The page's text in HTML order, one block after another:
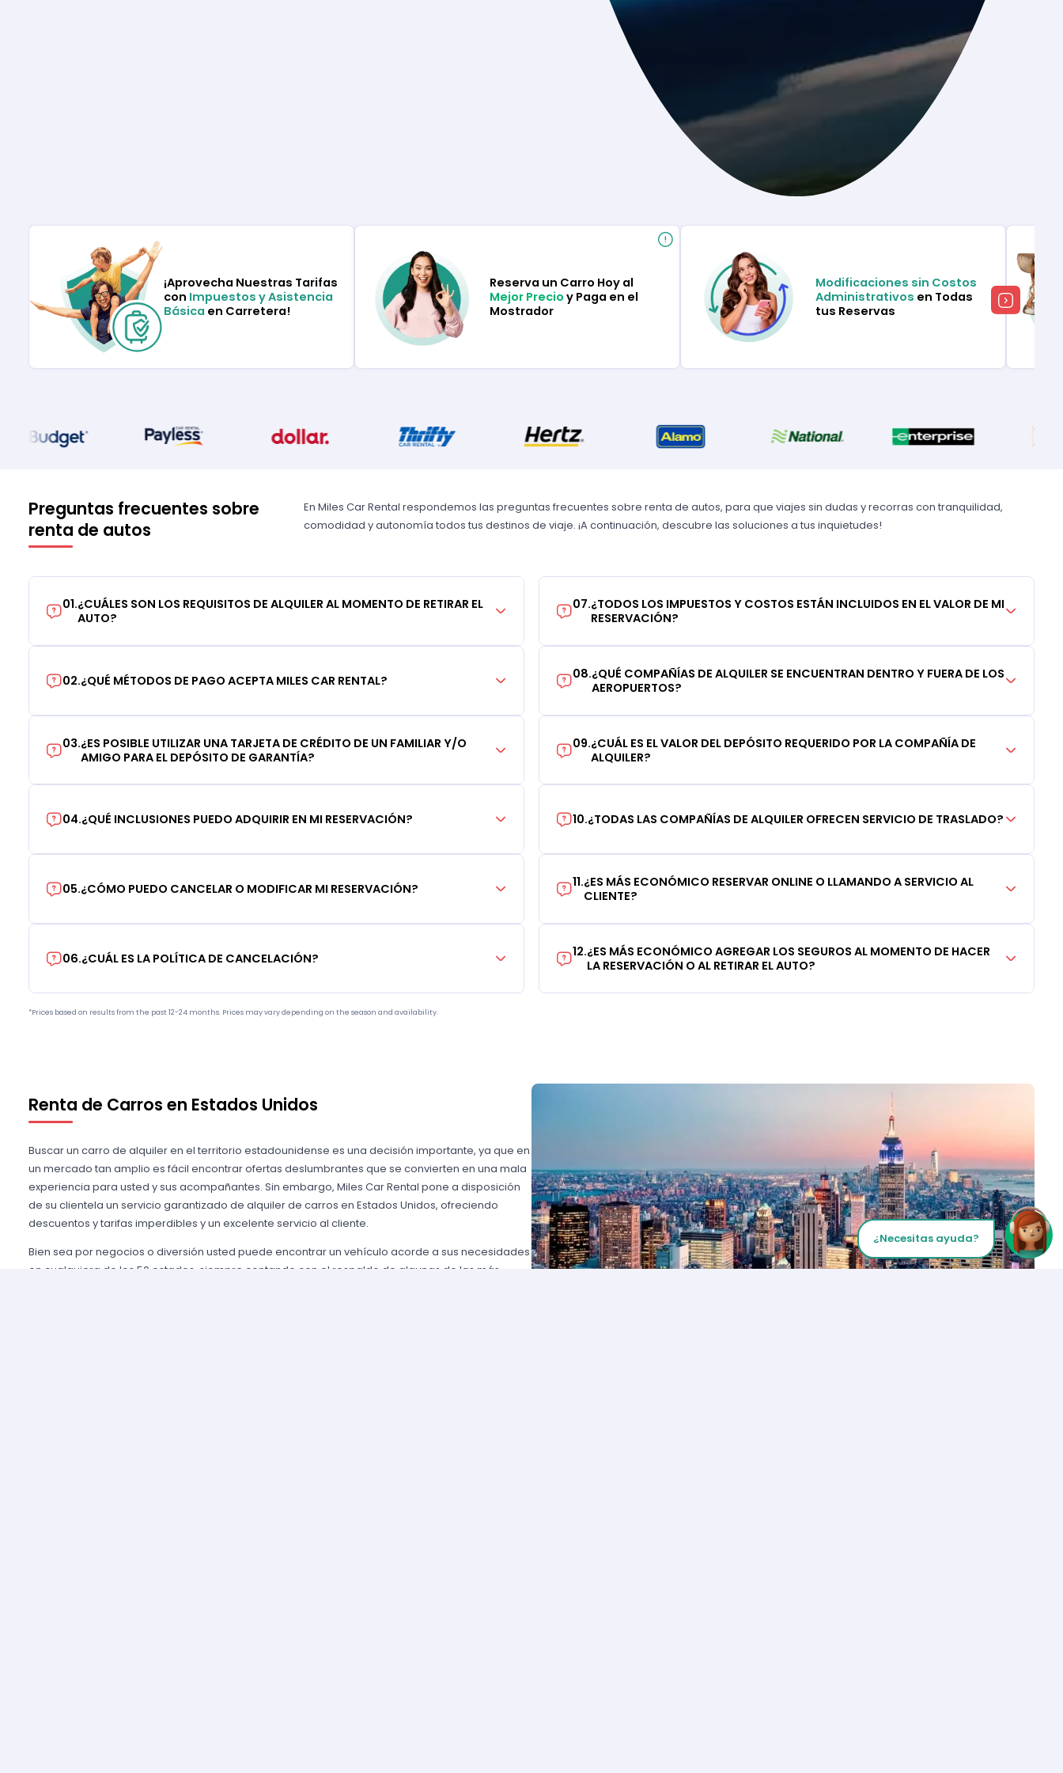
¡Aprovecha Nuestras Tarifas
con Impuestos y Asistencia
Básica en Carretera!
Reserva un Carro Hoy al
Mejor Precio y Paga en el
Mostrador
Modificaciones sin Costos
Administrativos en Todas
tus Reservas
Preguntas frecuentes sobre
renta de autos
En Miles Car Rental respondemos las preguntas frecuentes sobre renta de autos, para que viajes sin dudas y recorras con tranquilidad,
comodidad y autonomía todos tus destinos de viaje. ¡A continuación, descubre las soluciones a tus inquietudes!
01.¿CUÁLES SON LOS REQUISITOS DE ALQUILER AL MOMENTO DE RETIRAR EL
AUTO?
02.¿QUÉ MÉTODOS DE PAGO ACEPTA MILES CAR RENTAL?
03.¿ES POSIBLE UTILIZAR UNA TARJETA DE CRÉDITO DE UN FAMILIAR Y/O
AMIGO PARA EL DEPÓSITO DE GARANTÍA?
04.¿QUÉ INCLUSIONES PUEDO ADQUIRIR EN MI RESERVACIÓN?
05.¿CÓMO PUEDO CANCELAR O MODIFICAR MI RESERVACIÓN?
06.¿CUÁL ES LA POLÍTICA DE CANCELACIÓN?
07.¿TODOS LOS IMPUESTOS Y COSTOS ESTÁN INCLUIDOS EN EL VALOR DE MI
RESERVACIÓN?
08.¿QUÉ COMPAÑÍAS DE ALQUILER SE ENCUENTRAN DENTRO Y FUERA DE LOS
AEROPUERTOS?
09.¿CUÁL ES EL VALOR DEL DEPÓSITO REQUERIDO POR LA COMPAÑÍA DE
ALQUILER?
10.¿TODAS LAS COMPAÑÍAS DE ALQUILER OFRECEN SERVICIO DE TRASLADO?
11.¿ES MÁS ECONÓMICO RESERVAR ONLINE O LLAMANDO A SERVICIO AL
CLIENTE?
12.¿ES MÁS ECONÓMICO AGREGAR LOS SEGUROS AL MOMENTO DE HACER
LA RESERVACIÓN O AL RETIRAR EL AUTO?
*Prices based on results from the past 12-24 months. Prices may vary depending on the season and availability.
¿Necesitas ayuda?
Renta de Carros en Estados Unidos
Buscar un carro de alquiler en el territorio estadounidense es una decisión importante, ya que en
un mercado tan amplio es fácil encontrar ofertas deslumbrantes que se convierten en una mala
experiencia para usted y sus acompañantes. Sin embargo, Miles Car Rental pone a disposición
de su clientela un servicio garantizado de alquiler de carros en Estados Unidos, ofreciendo
descuentos y tarifas imperdibles y un excelente servicio al cliente.
Bien sea por negocios o diversión usted puede encontrar un vehículo acorde a sus necesidades
en cualquiera de los 50 estados, siempre contando con el respaldo de algunas de las más